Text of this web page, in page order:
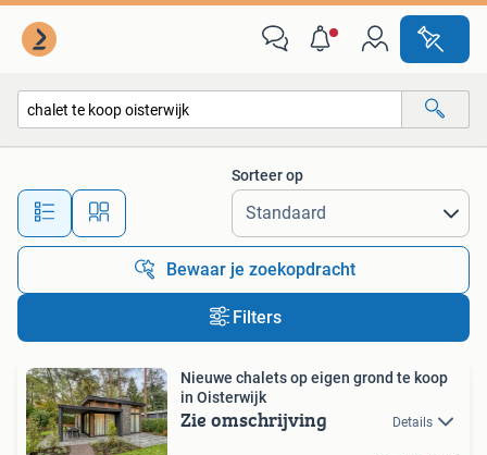
Alle afstanden…
Sorteer op
Bewaar je zoekopdracht
Filters
Nieuwe chalets op eigen grond te koop
in Oisterwijk
Zie omschrijving Details